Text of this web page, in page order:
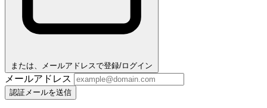
または、メールアドレスで登録/ログイン
メールアドレス
認証メールを送信